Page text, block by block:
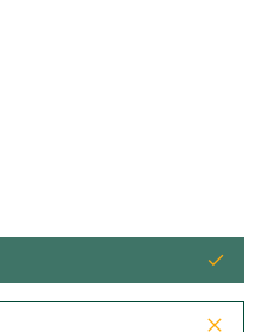
Magyarországon
szerkesztett köteteket,